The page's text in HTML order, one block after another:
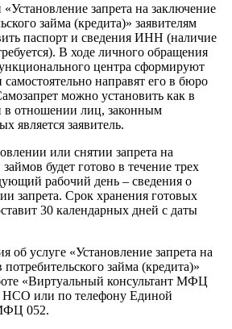
запрета на заключение
займа (кредита)» заявителям
паспорт и сведения ИНН (наличие
В ходе личного обращения
центра сформируют
направят его в бюро
можно установить как в
в отношении лиц, законным
является заявитель.
или снятии запрета на
будет готово в течение трех
рабочий день – сведения о
запрета. Срок хранения готовых
30 календарных дней с даты
об услуге «Установление запрета на
займа (кредита)»
«Виртуальный консультант МФЦ
или по телефону Единой
052.